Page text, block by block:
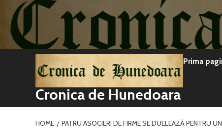
conținut
Cronica de Hunedoara
Prima
HOME PATRU ASOCIERI DE FIRME SE DUELEAZĂ PENTRU